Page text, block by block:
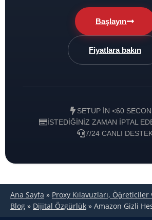
Başlayın
Fiyatlara bakın
SETUP IN <60
İSTEDIĞINIZ ZAMAN IPTAL
7/24 CANLI
Ana Sayfa » Proxy Kılavuzları,
Blog » Dijital Özgürlük » Amazon Gizli